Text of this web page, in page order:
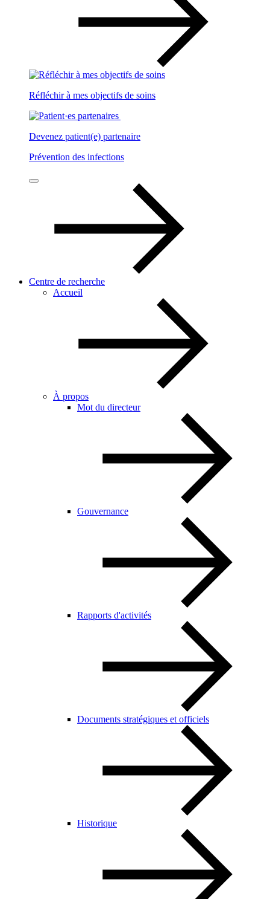
Réfléchir à mes objectifs de soins
Devenez patient(e) partenaire
Prévention des infections
Centre de recherche
Accueil
À propos
Mot du directeur
Gouvernance
Rapports d'activités
Documents stratégiques et officiels
Historique